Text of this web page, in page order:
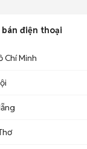
bán điện thoại
Chí Minh